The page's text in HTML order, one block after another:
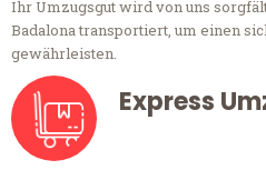
Ihr Umzugsgut wird von uns
Badalona transportiert, um einen
gewährleisten.
Express